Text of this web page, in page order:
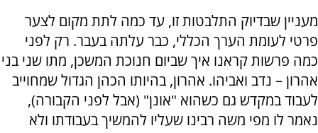
מעניין שבדיוק התלבטות זו, עד כמה לתת מקום לצער
פרטי לעומת הערך הכללי, כבר עלתה בעבר. רק לפני
כמה פרשות קראנו איך שביום חנוכת המשכן, מתו שני בני
אהרון – נדב ואביהו. אהרון, בהיותו הכהן הגדול שמחוייב
לעבוד במקדש גם כשהוא "אונן" (אבל לפני הקבורה),
נאמר לו מפי משה רבינו שעליו להמשיך בעבודתו ולא